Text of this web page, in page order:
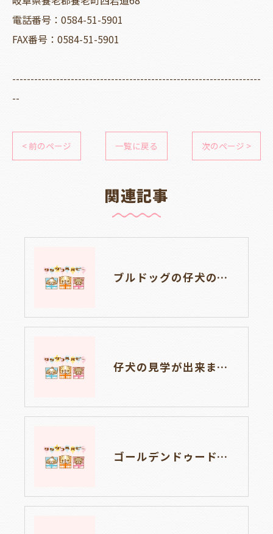
電話番号：0584-51-5901
FAX番号：0584-51-5901
--------------------------------------------------------------------
--
< 前のページ 一覧に戻る 次のページ >
関連記事
ブルドッグの仔犬のお目目があきました👀💑🐶岐阜県養老町のブリーダーワンダフルパピーです。
仔犬の見学が出来ます🐶岐阜県養老町のブリーダーワンダフルパピーです。
ゴールデンドゥードルの仔犬の見学が出来ます🐶🐶🐶岐阜県養老町のブリーダーワンダフルパピーです。